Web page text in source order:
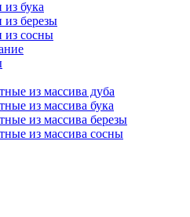
бука
березы
из сосны
из массива дуба
из массива бука
из массива березы
из массива сосны